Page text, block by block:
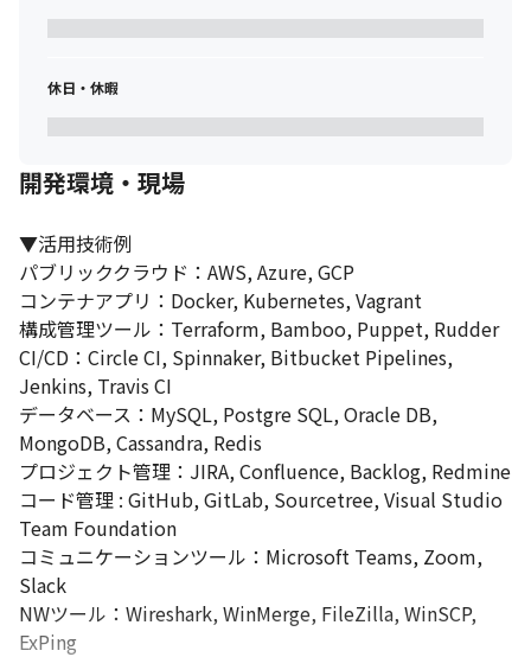
休日・休暇
開発環境・現場
▼活用技術例
パブリッククラウド：AWS, Azure, GCP
コンテナアプリ：Docker, Kubernetes, Vagrant
構成管理ツール：Terraform, Bamboo, Puppet, Rudder
CI/CD：Circle CI, Spinnaker, Bitbucket Pipelines,
Jenkins, Travis CI
データベース：MySQL, Postgre SQL, Oracle DB,
MongoDB, Cassandra, Redis
プロジェクト管理：JIRA, Confluence, Backlog, Redmine
コード管理 : GitHub, GitLab, Sourcetree, Visual Studio
Team Foundation
コミュニケーションツール：Microsoft Teams, Zoom,
Slack
NWツール：Wireshark, WinMerge, FileZilla, WinSCP,
ExPing